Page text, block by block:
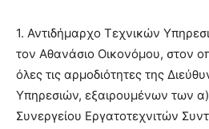
1. Αντιδήμαρχο Τεχνικών
τον Αθανάσιο Οικονόμου, στον
όλες τις αρμοδιότητες της
Υπηρεσιών, εξαιρουμένων των α)
Συνεργείου Εργατοτεχνιτών